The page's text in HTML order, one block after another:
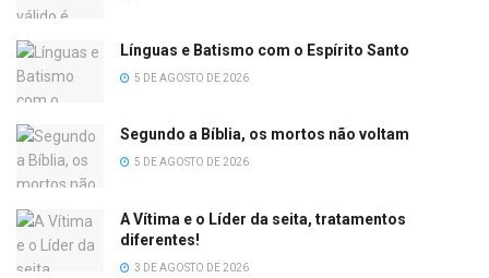
Línguas e Batismo com o Espírito Santo
5 DE AGOSTO DE 2026
Segundo a Bíblia, os mortos não voltam
5 DE AGOSTO DE 2026
A Vítima e o Líder da seita, tratamentos
diferentes!
3 DE AGOSTO DE 2026